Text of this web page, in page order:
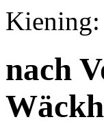
Kiening:
nach